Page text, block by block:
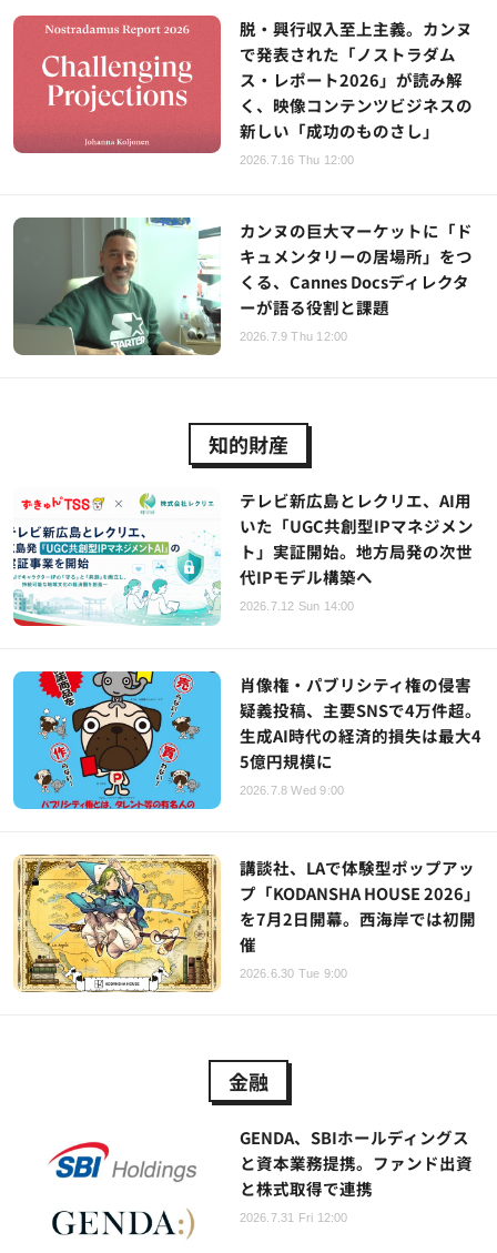
脱・興行収入至上主義。カンヌ
で発表された「ノストラダム
ス・レポート2026」が読み解
く、映像コンテンツビジネスの
新しい「成功のものさし」
2026.7.16 Thu 12:00
カンヌの巨大マーケットに「ド
キュメンタリーの居場所」をつ
くる、Cannes Docsディレクタ
ーが語る役割と課題
2026.7.9 Thu 12:00
知的財産
テレビ新広島とレクリエ、AI用
いた「UGC共創型IPマネジメン
ト」実証開始。地方局発の次世
代IPモデル構築へ
2026.7.12 Sun 14:00
肖像権・パブリシティ権の侵害
疑義投稿、主要SNSで4万件超。
生成AI時代の経済的損失は最大4
5億円規模に
2026.7.8 Wed 9:00
講談社、LAで体験型ポップアッ
プ「KODANSHA HOUSE 2026」
を7月2日開幕。西海岸では初開
催
2026.6.30 Tue 9:00
金融
GENDA、SBIホールディングス
と資本業務提携。ファンド出資
と株式取得で連携
2026.7.31 Fri 12:00